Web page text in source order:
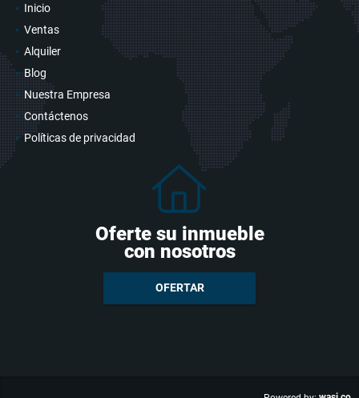
Inicio
Ventas
Alquiler
Blog
Nuestra Empresa
Contáctenos
Políticas de privacidad
Oferte su inmueble
con nosotros
OFERTAR